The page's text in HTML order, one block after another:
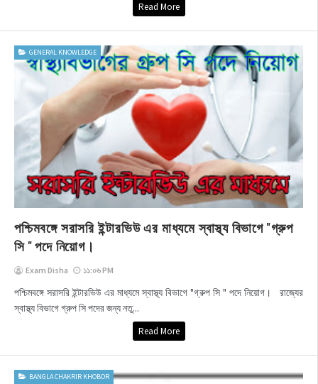
Read More
GENERAL KNOWLEDGE
পশ্চিমবঙ্গে সরাসরি ইন্টারভিউ এর মাধ্যমে স্বাস্থ্য বিভাগে "গ্রুপ
সি " পদে নিয়োগ।
Exam Disha ১১:০৬ PM
পশ্চিমবঙ্গে সরাসরি ইন্টারভিউ এর মাধ্যমে স্বাস্থ্য বিভাগে "গ্রুপ সি " পদে নিয়োগ। রাজ্যের
স্বাস্থ্য বিভাগে গ্রুপ সি পদের জন্য নতু...
Read More
BANGLA CHAKRIR KHOBOR